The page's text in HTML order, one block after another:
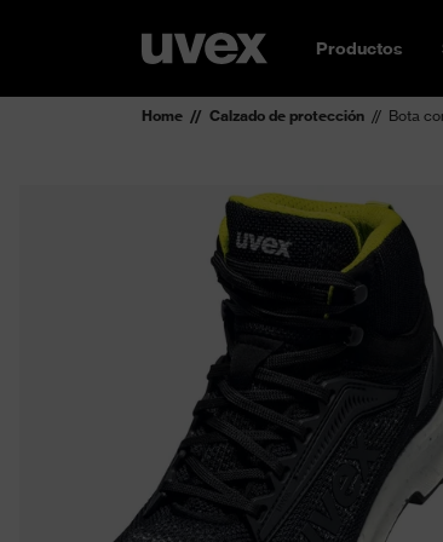
Productos
Home Calzado de protección Bota